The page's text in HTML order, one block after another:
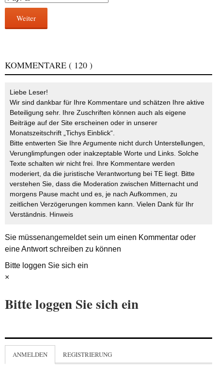
Weiter
KOMMENTARE ( 120 )
Liebe Leser!
Wir sind dankbar für Ihre Kommentare und schätzen Ihre aktive
Beteiligung sehr. Ihre Zuschriften können auch als eigene
Beiträge auf der Site erscheinen oder in unserer
Monatszeitschrift „Tichys Einblick“.
Bitte entwerten Sie Ihre Argumente nicht durch Unterstellungen,
Verunglimpfungen oder inakzeptable Worte und Links. Solche
Texte schalten wir nicht frei. Ihre Kommentare werden
moderiert, da die juristische Verantwortung bei TE liegt. Bitte
verstehen Sie, dass die Moderation zwischen Mitternacht und
morgens Pause macht und es, je nach Aufkommen, zu
zeitlichen Verzögerungen kommen kann. Vielen Dank für Ihr
Verständnis. Hinweis
Sie müssenangemeldetsein um einen Kommentar oder
eine Antwort schreiben zu können
Bitte loggen Sie sich ein
×
Bitte loggen Sie sich ein
ANMELDEN REGISTRIERUNG